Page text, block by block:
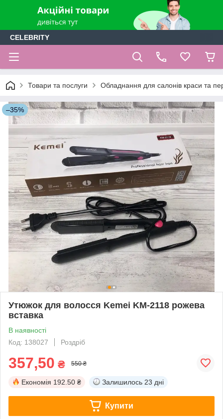
CELEBRITY
Товари та послуги Обладнання для салонів краси та
–35%
Утюжок для волосся Kemei KM-2118 рожева
вставка
В наявності
Код: 138027
Роздріб
357,50 ₴ 550 ₴
Економія 192.50 ₴ Залишилось 23 дні
Купити